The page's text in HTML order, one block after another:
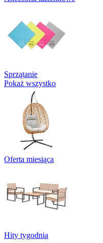
Sprzątanie
Pokaż wszystko
Oferta miesiąca
Hity tygodnia